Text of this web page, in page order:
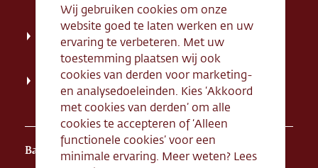
Tel. 070 - 324 94 09
Kerkstraat 71, 2242 HD Wassenaar
Tel. 070 - 517 95 07
Dorpsstraat 134, 2712 AN Zoetermeer
Tel. 079 - 316 78 95
Banketbakkerij Maison Kelder
Wij gebruiken cookies om onze
website goed te laten werken en uw
ervaring te verbeteren. Met uw
toestemming plaatsen wij ook
cookies van derden voor marketing-
en analysedoeleinden. Kies ‘Akkoord
met cookies van derden’ om alle
cookies te accepteren of ‘Alleen
functionele cookies’ voor een
minimale ervaring. Meer weten? Lees